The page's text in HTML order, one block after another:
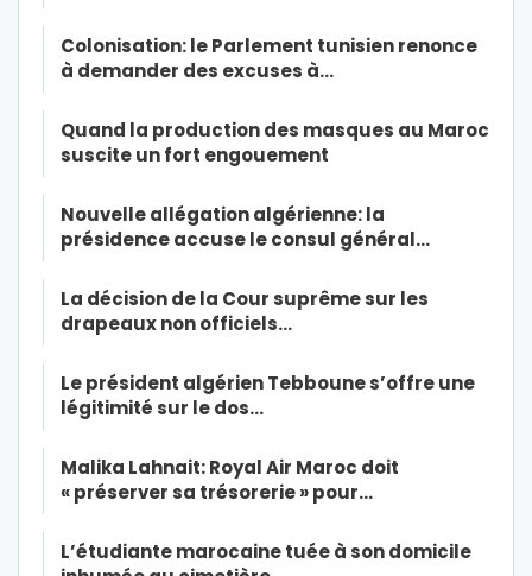
Colonisation: le Parlement tunisien renonce
à demander des excuses à…
Quand la production des masques au Maroc
suscite un fort engouement
Nouvelle allégation algérienne: la
présidence accuse le consul général…
La décision de la Cour suprême sur les
drapeaux non officiels…
Le président algérien Tebboune s’offre une
légitimité sur le dos…
Malika Lahnait: Royal Air Maroc doit
« préserver sa trésorerie » pour…
L’étudiante marocaine tuée à son domicile